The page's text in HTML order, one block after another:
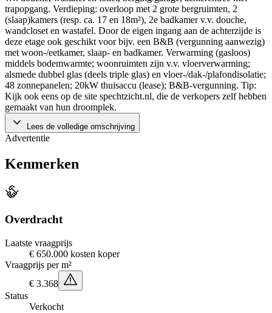
trapopgang. Verdieping: overloop met 2 grote bergruimten, 2
(slaap)kamers (resp. ca. 17 en 18m²), 2e badkamer v.v. douche,
wandcloset en wastafel. Door de eigen ingang aan de achterzijde is
deze etage ook geschikt voor bijv. een B&B (vergunning aanwezig)
met woon-/eetkamer, slaap- en badkamer. Verwarming (gasloos)
middels bodemwarmte; woonruimten zijn v.v. vloerverwarming;
alsmede dubbel glas (deels triple glas) en vloer-/dak-/plafondisolatie;
48 zonnepanelen; 20kW thuisaccu (lease); B&B-vergunning. Tip:
Kijk ook eens op de site spechtzicht.nl, die de verkopers zelf hebben
gemaakt van hun droomplek.
Lees de volledige omschrijving
Advertentie
Kenmerken
Overdracht
Laatste vraagprijs
€ 650.000 kosten koper
Vraagprijs per m²
€ 3.368
Status
Verkocht